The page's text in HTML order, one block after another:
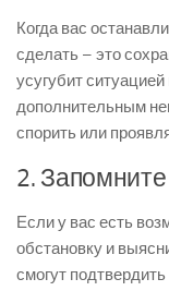
Когда вас
сделать – это
усугубит
дополнительным
спорить или
2.
Если у вас есть
обстановку и
смогут